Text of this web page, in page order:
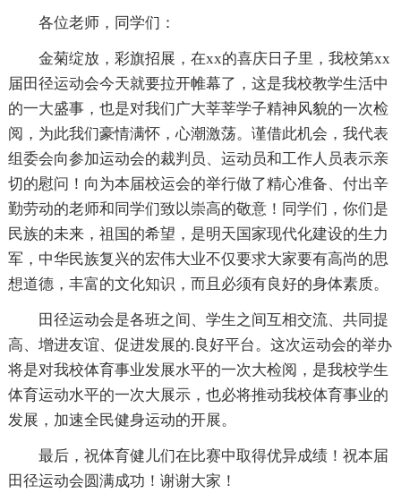
各位老师，同学们：
金菊绽放，彩旗招展，在xx的喜庆日子里，我校第xx
届田径运动会今天就要拉开帷幕了，这是我校教学生活中
的一大盛事，也是对我们广大莘莘学子精神风貌的一次检
阅，为此我们豪情满怀，心潮激荡。谨借此机会，我代表
组委会向参加运动会的裁判员、运动员和工作人员表示亲
切的慰问！向为本届校运会的举行做了精心准备、付出辛
勤劳动的老师和同学们致以崇高的敬意！同学们，你们是
民族的未来，祖国的希望，是明天国家现代化建设的生力
军，中华民族复兴的宏伟大业不仅要求大家要有高尚的思
想道德，丰富的文化知识，而且必须有良好的身体素质。
田径运动会是各班之间、学生之间互相交流、共同提
高、增进友谊、促进发展的.良好平台。这次运动会的举办
将是对我校体育事业发展水平的一次大检阅，是我校学生
体育运动水平的一次大展示，也必将推动我校体育事业的
发展，加速全民健身运动的开展。
最后，祝体育健儿们在比赛中取得优异成绩！祝本届
田径运动会圆满成功！谢谢大家！